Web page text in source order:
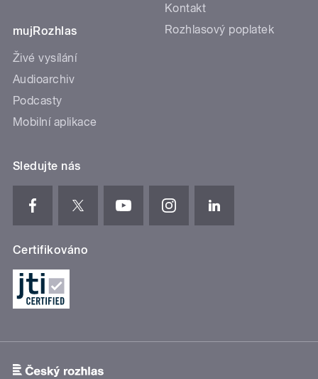
mujRozhlas
Živé vysílání
Audioarchiv
Podcasty
Mobilní aplikace
Kontakt
Rozhlasový poplatek
Sledujte nás
Certifikováno